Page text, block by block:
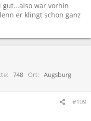
war vorhin
er klingt schon ganz
748 Ort
Augsburg
#109